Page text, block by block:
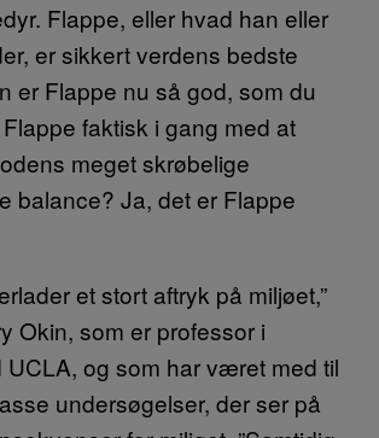
Flappe, eller hvad han eller
er sikkert verdens bedste
er Flappe nu så god, som du
faktisk i gang med at
meget skrøbelige
balance? Ja, det er Flappe
et stort aftryk på miljøet,”
Okin, som er professor i
og som har været med til
undersøgelser, der ser på